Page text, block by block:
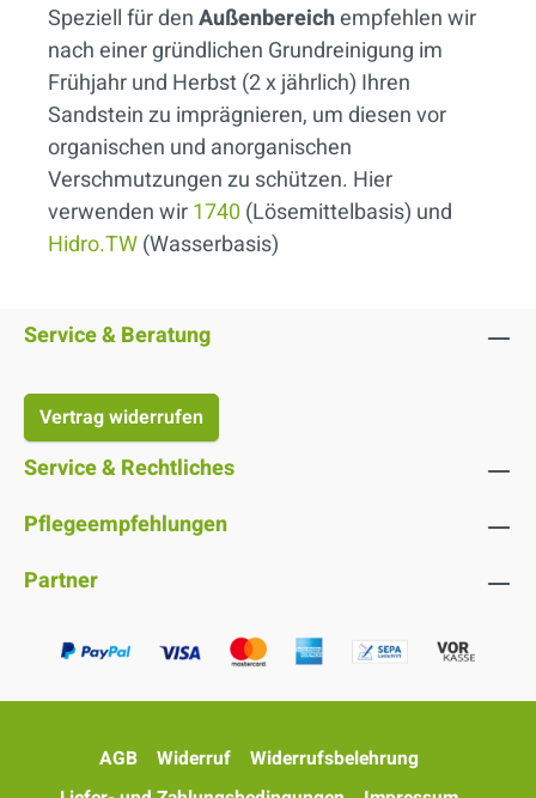
Speziell für denAußenbereichempfehlen wir
nach einer gründlichen Grundreinigung im
Frühjahr und Herbst (2 x jährlich) Ihren
Sandstein zu imprägnieren, um diesen vor
organischen und anorganischen
Verschmutzungen zu schützen. Hier
verwenden wir1740 (Lösemittelbasis) und
Hidro.TW(Wasserbasis)
Service & Beratung
Vertrag widerrufen
Service & Rechtliches
Pflegeempfehlungen
Partner
AGB Widerruf
Widerrufsbelehrung